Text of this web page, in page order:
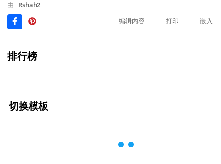
由
Rshah2
编辑内容
打印 嵌入
排行榜
切换模板